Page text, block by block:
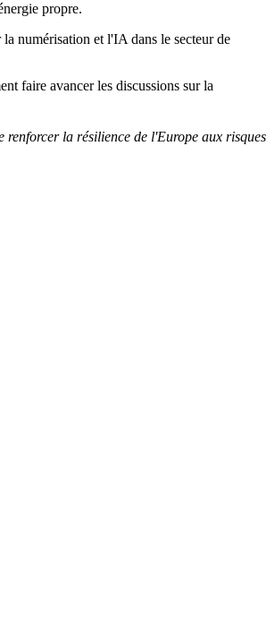
propre.
numérisation et l'IA dans le secteur de
faire avancer les discussions sur la
renforcer la résilience de l'Europe aux risques